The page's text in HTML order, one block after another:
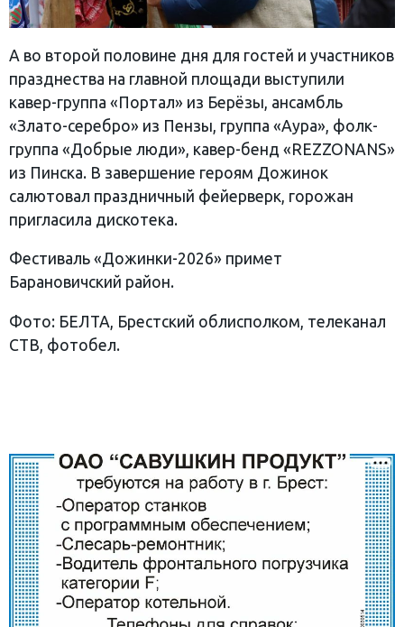
А во второй половине дня для гостей и участников
празднества на главной площади выступили
кавер-группа «Портал» из Берёзы, ансамбль
«Злато-серебро» из Пензы, группа «Аура», фолк-
группа «Добрые люди», кавер-бенд «REZZONANS»
из Пинска. В завершение героям Дожинок
салютовал праздничный фейерверк, горожан
пригласила дискотека.
Фестиваль «Дожинки-2026» примет
Барановичский район.
Фото: БЕЛТА, Брестский облисполком, телеканал
СТВ, фотобел.